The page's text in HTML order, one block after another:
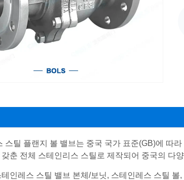
스틸 플랜지 볼 밸브는 중국 국가 표준(GB)에 따
춘 전체 스테인리스 스틸로 제작되어 중국의 다
인레스 스틸 밸브 본체/보닛, 스테인레스 스틸